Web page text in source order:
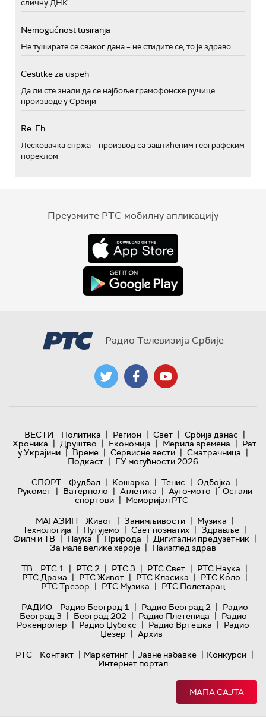
сличну ДНК
Nemogućnost tusiranja
Не туширате се сваког дана – не стидите се, то је здраво
Cestitke za uspeh
Да ли сте знали да се најбоље грамофонске ручице
производе у Србији
Re: Eh...
Лесковачка спржа – производ са заштићеним географским
пореклом
Преузмите РТС мобилну апликацију
Радио Телевизија Србије
ВЕСТИ Политика | Регион | Свет | Србија данас |
Хроника | Друштво | Економија | Мерила времена | Рат
у Украјини | Време | Сервисне вести | Сматрачница |
Подкаст | ЕУ могућности 2026
СПОРТ
Фудбал | Кошарка | Тенис | Одбојка |
Рукомет | Ватерполо | Атлетика | Ауто-мото | Остали
спортови | Меморијал РТС
МАГАЗИН
Живот | Занимљивости | Музика |
Технологијa | Путујемо | Свет познатих | Здравље |
Филм и ТВ | Наука | Природа | Дигитални предузетник |
За мале велике хероје | Наизглед здрав
ТВ
РТС 1 | РТС 2 | РТС 3 | РТС Свет | РТС Наука |
РТС Драма | РТС Живот | РТС Класика | РТС Коло |
РТС Трезор | РТС Музика | РТС Полетарац
РАДИО
Радио Београд 1 | Радио Београд 2 | Радио
Београд 3 | Београд 202 | Радио Плетеница | Радио
Рокенролер | Радио Џубокс | Радио Вртешка | Радио
Џезер | Архив
РТС
Контакт | Маркетинг | Јавне набавке | Конкурси |
Интернет портал
МАПА САЈТА